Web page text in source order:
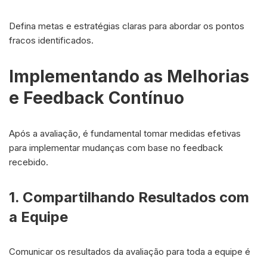
Defina metas e estratégias claras para abordar os pontos
fracos identificados.
Implementando as Melhorias
e Feedback Contínuo
Após a avaliação, é fundamental tomar medidas efetivas
para implementar mudanças com base no feedback
recebido.
1. Compartilhando Resultados com
a Equipe
Comunicar os resultados da avaliação para toda a equipe é